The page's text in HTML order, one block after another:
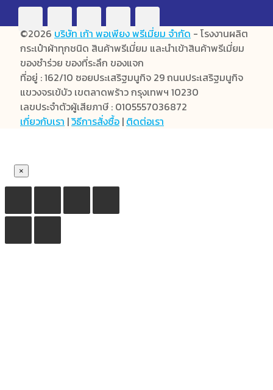
©2026 บริษัท เก้า พอเพียง พรีเมี่ยม จำกัด - โรงงานผลิต
กระเป๋าผ้าทุกชนิด สินค้าพรีเมี่ยม และนำเข้าสินค้าพรีเมี่ยม
ของชำร่วย ของที่ระลึก ของแจก
ที่อยู่ : 162/10 ซอยประเสริฐมนูกิจ 29 ถนนประเสริฐมนูกิจ
แขวงจรเข้บัว เขตลาดพร้าว กรุงเทพฯ 10230
เลขประจำตัวผู้เสียภาษี : 0105557036872
เกี่ยวกับเรา |วิธีการสั่งซื้อ | ติดต่อเรา
×